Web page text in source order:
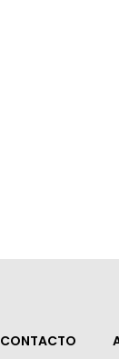
CONTACTO